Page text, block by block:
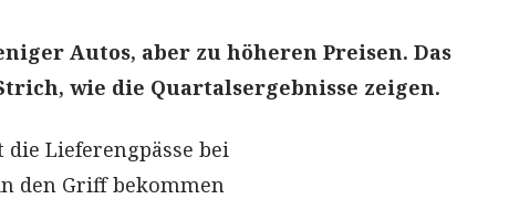
Autos, aber zu höheren Preisen. Das
wie die Quartalsergebnisse zeigen.
Lieferengpässe bei
den Griff bekommen